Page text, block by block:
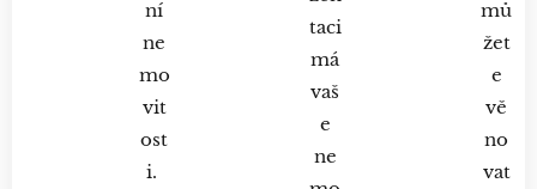
ní
ne
mo
vit
ost
i.
taci
má
vaš
e
ne
mů
žet
e
vě
no
vat